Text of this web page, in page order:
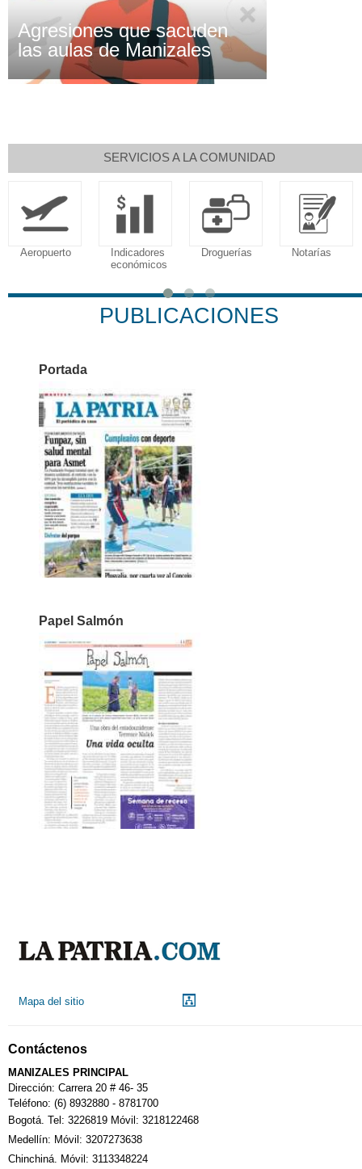
Agresiones que sacuden
las aulas de Manizales
SERVICIOS A LA COMUNIDAD
Aeropuerto
Indicadores
económicos
Droguerías Notarías
PUBLICACIONES
Portada
Papel Salmón
Mapa del sitio
Contáctenos
MANIZALES PRINCIPAL
Dirección: Carrera 20 # 46- 35
Teléfono: (6) 8932880 - 8781700
Bogotá. Tel: 3226819 Móvil: 3218122468
Medellín: Móvil: 3207273638
Chinchiná. Móvil: 3113348224